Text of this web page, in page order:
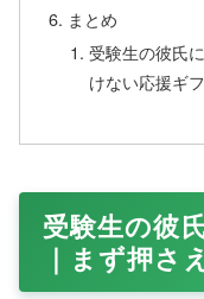
まとめ
受験生の彼氏
けない応援ギ
受験生の彼
｜まず押さ